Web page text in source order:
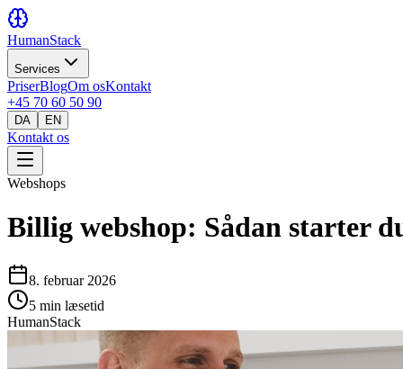
HumanStack
Services
PriserBlogOm osKontakt
+45 70 60 50 90
DA EN
Kontakt os
Webshops
Billig webshop: Sådan starter
8. februar 2026
5 min læsetid
HumanStack